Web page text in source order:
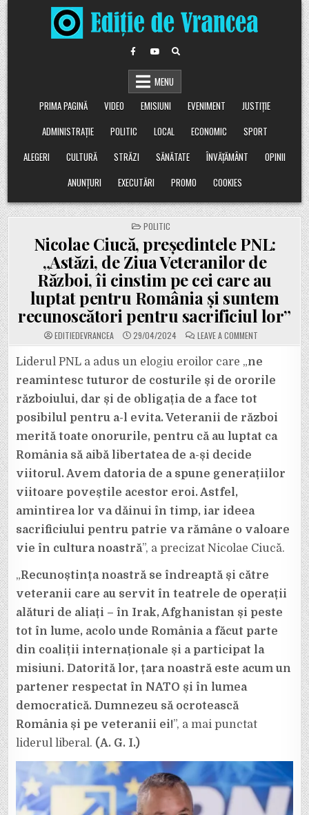
Skip
to
content
MENU
PRIMA PAGINĂ
VIDEO EMISIUNI EVENIMENT
JUSTIȚIE
ADMINISTRAȚIE
POLITIC LOCAL ECONOMIC
SPORT
ALEGERI
CULTURĂ STRĂZI SĂNĂTATE ÎNVĂȚĂMÂNT
OPINII
ANUNȚURI
EXECUTĂRI PROMO COOKIES
POSTED
IN
POLITIC
Nicolae Ciucă, președintele PNL:
„Astăzi, de Ziua Veteranilor de
Război, îi cinstim pe cei care au
luptat pentru România și suntem
recunoscători pentru sacrificiul lor”
EDITIEDEVRANCEA 29/04/2024 LEAVE A COMMENT
NICOLAE
PREȘEDINTELE
PNL:
„ASTĂZI,
DE
RĂZBOI,
CINSTIM
PE
AU
LUPTAT
PENTRU
PENTRU
SACRIFICIUL
LOR”
Liderul PNL a adus un elogiu eroilor care „ne
reamintesc tuturor de costurile și de ororile
războiului, dar și de obligația de a face tot
posibilul pentru a-l evita. Veteranii de război
merită toate onorurile, pentru că au luptat ca
România să aibă libertatea de a-și decide
viitorul. Avem datoria de a spune generațiilor
viitoare poveștile acestor eroi. Astfel,
amintirea lor va dăinui în timp, iar ideea
sacrificiului pentru patrie va rămâne o valoare
vie în cultura noastră”, a precizat Nicolae Ciucă.
„Recunoștința noastră se îndreaptă și către
veteranii care au servit în teatrele de operații
alături de aliați – în Irak, Afghanistan și peste
tot în lume, acolo unde România a făcut parte
din coaliții internaționale și a participat la
misiuni. Datorită lor, țara noastră este acum un
partener respectat în NATO și în lumea
democratică. Dumnezeu să ocrotească
România și pe veteranii ei!”, a mai punctat
liderul liberal. (A. G. I.)